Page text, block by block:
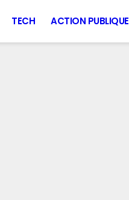
TECH ACTION PUBLIQUE